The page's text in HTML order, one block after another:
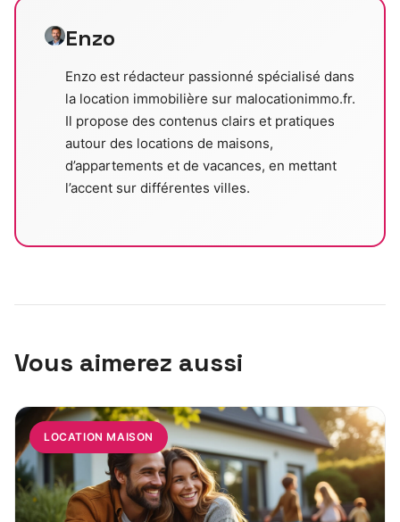
Enzo
Enzo est rédacteur passionné spécialisé dans
la location immobilière sur malocationimmo.fr.
Il propose des contenus clairs et pratiques
autour des locations de maisons,
d’appartements et de vacances, en mettant
l’accent sur différentes villes.
Vous aimerez aussi
LOCATION MAISON